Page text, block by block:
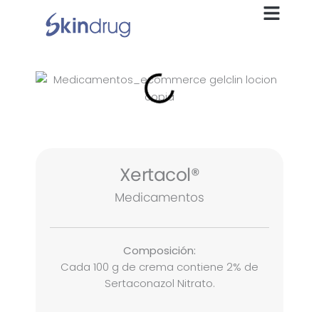
Xertacol®
Medicamentos
Composición:
Cada 100 g de crema contiene 2% de
Sertaconazol Nitrato.